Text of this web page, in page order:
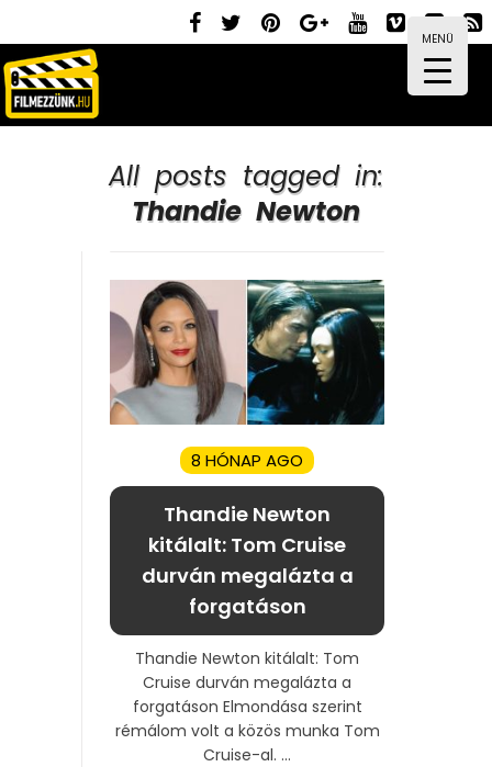
MENÜ
All posts tagged in:
Thandie Newton
8 HÓNAP AGO
Thandie Newton
kitálalt: Tom Cruise
durván megalázta a
forgatáson
Thandie Newton kitálalt: Tom
Cruise durván megalázta a
forgatáson Elmondása szerint
rémálom volt a közös munka Tom
Cruise-al. ...